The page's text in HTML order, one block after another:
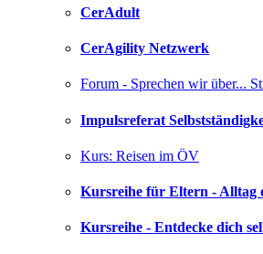
CerAdult
CerAgility Netzwerk
Forum - Sprechen wir über...
Impulsreferat
Kurs: Reisen im ÖV
Kursreihe für Eltern - Alltag
Kursreihe - Entdecke dich